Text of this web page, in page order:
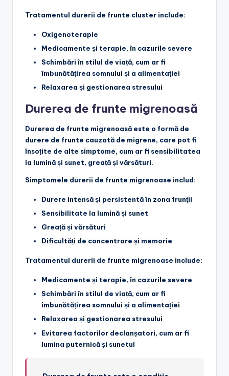
Tratamentul durerii de frunte cluster include:
Oxigenoterapie
Medicamente și terapie, în cazurile severe
Schimbări în stilul de viață, cum ar fi
îmbunătățirea somnului și a alimentației
Relaxarea și gestionarea stresului
Durerea de frunte migrenoasă
Durerea de frunte migrenoasă este o formă de
durere de frunte cauzată de migrene, care pot fi
însoțite de alte simptome, cum ar fi sensibilitatea
la lumină și sunet, greață și vărsături.
Simptomele durerii de frunte migrenoase includ:
Durere intensă și persistentă în zona frunții
Sensibilitate la lumină și sunet
Greață și vărsături
Dificultăți de concentrare și memorie
Tratamentul durerii de frunte migrenoase include:
Medicamente și terapie, în cazurile severe
Schimbări în stilul de viață, cum ar fi
îmbunătățirea somnului și a alimentației
Relaxarea și gestionarea stresului
Evitarea factorilor declanșatori, cum ar fi
lumina puternică și sunetul